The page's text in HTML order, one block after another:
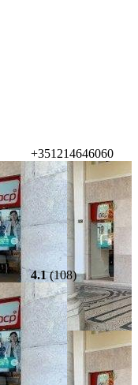
+351214646060
4.1(108)